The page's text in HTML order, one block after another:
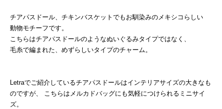
チアパスドール、チキンバスケットでもお馴染みのメキシコらしい
動物モチーフです。
こちらはチアパスドールのようなぬいぐるみタイプではなく、
毛糸で編まれた、めずらしいタイプのチャーム。
Letraでご紹介しているチアパスドールはインテリアサイズの大きなも
のですが、 こちらはメルカドバッグにも気軽につけられるミニサイ
ズ。